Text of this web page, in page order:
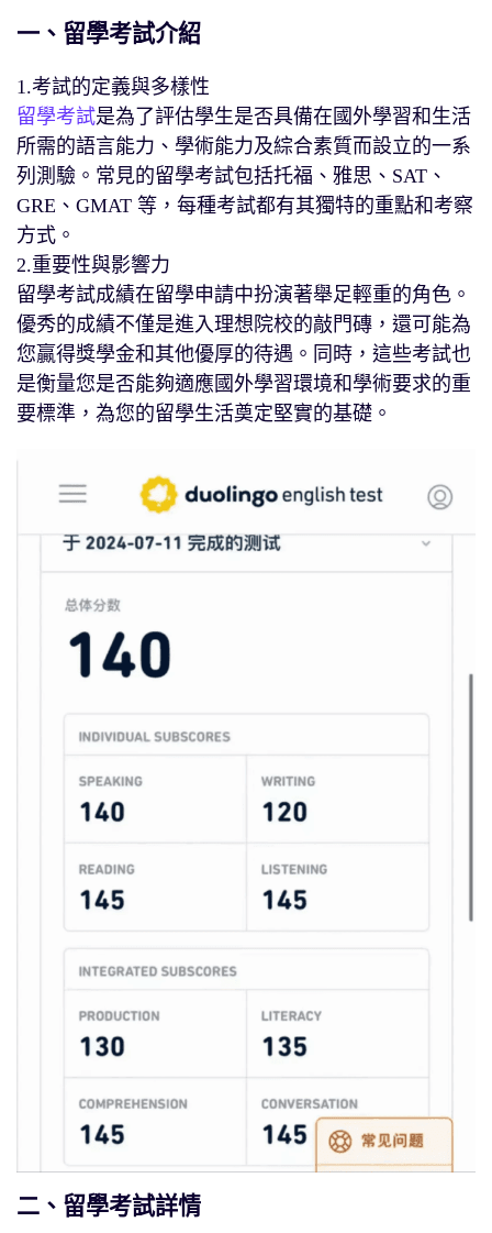
一、留學考試介紹
1.考試的定義與多樣性
留學考試是為了評估學生是否具備在國外學習和生活
所需的語言能力、學術能力及綜合素質而設立的一系
列測驗。常見的留學考試包括托福、雅思、SAT、
GRE、GMAT 等，每種考試都有其獨特的重點和考察
方式。
2.重要性與影響力
留學考試成績在留學申請中扮演著舉足輕重的角色。
優秀的成績不僅是進入理想院校的敲門磚，還可能為
您贏得獎學金和其他優厚的待遇。同時，這些考試也
是衡量您是否能夠適應國外學習環境和學術要求的重
要標準，為您的留學生活奠定堅實的基礎。
二、留學考試詳情